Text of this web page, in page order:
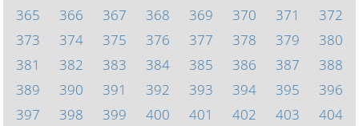
365
366 367 368 369 370 371
372
373
374 375 376 377 378 379
380
381
382 383 384 385 386 387
388
389
390 391 392 393 394 395
396
397
398 399 400 401 402 403 404